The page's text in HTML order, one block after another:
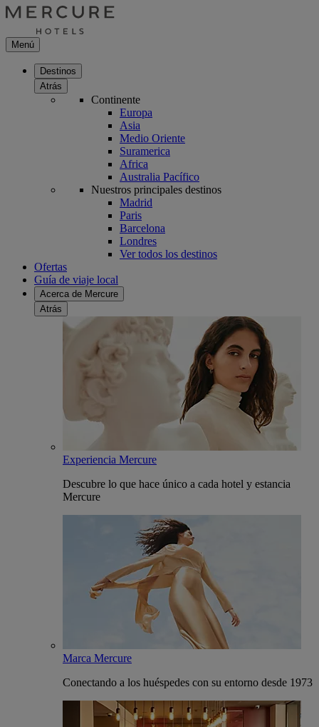
Menú
Destinos
Atrás
Continente
Europa
Asia
Medio Oriente
Suramerica
Africa
Australia Pacífico
Nuestros principales destinos
Madrid
Paris
Barcelona
Londres
Ver todos los destinos
Ofertas
Guía de viaje local
Acerca de Mercure
Atrás
Experiencia Mercure
Descubre lo que hace único a cada hotel y estancia
Mercure
Marca Mercure
Conectando a los huéspedes con su entorno desde 1973